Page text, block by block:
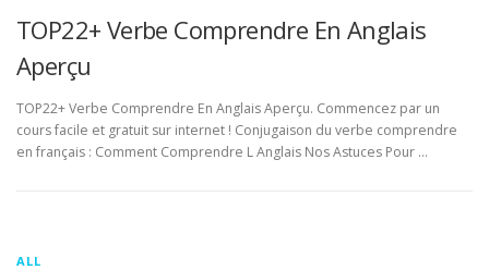
TOP22+ Verbe Comprendre En Anglais
Aperçu
TOP22+ Verbe Comprendre En Anglais Aperçu. Commencez par un
cours facile et gratuit sur internet ! Conjugaison du verbe comprendre
en français : Comment Comprendre L Anglais Nos Astuces Pour …
ALL